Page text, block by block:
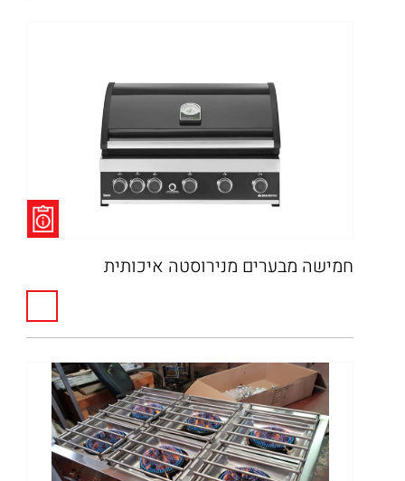
חמישה מבערים מנירוסטה איכותית